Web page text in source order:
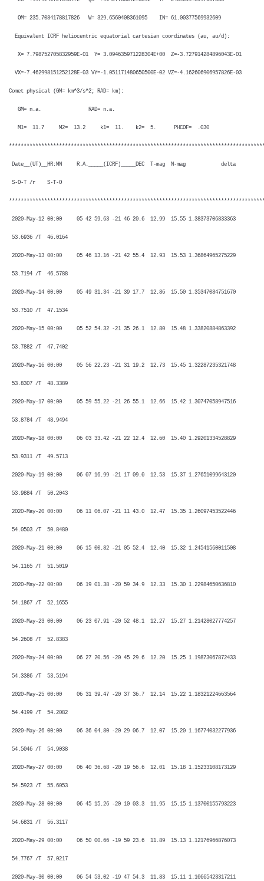
OM= 235.7084178817826 W= 329.6560408361095 IN= 61.00377569932609
Equivalent ICRF heliocentric equatorial cartesian coordinates (au, au/d):
X= 7.798752705832959E-01 Y= 3.094635971228304E+00 Z=-3.727914284896043E-01
VX=-7.462998151252128E-03 VY=-1.051171480650500E-02 VZ=-4.162606906957826E-03
Comet physical (GM= km^3/s^2; RAD= km):
GM= n.a. RAD= n.a.
M1= 11.7 M2= 13.2 k1= 11. k2= 5. PHCOF= .030
Date__(UT)__HR:MN R.A._____(ICRF)_____DEC T-mag N-mag delta
S-O-T /r S-T-O
2020-May-12 00:00 05 42 59.63 -21 46 20.6 12.99 15.55 1.38373706833363
53.6936 /T 46.0164
2020-May-13 00:00 05 46 13.16 -21 42 55.4 12.93 15.53 1.36864965275229
53.7194 /T 46.5788
2020-May-14 00:00 05 49 31.34 -21 39 17.7 12.86 15.50 1.35347084751670
53.7510 /T 47.1534
2020-May-15 00:00 05 52 54.32 -21 35 26.1 12.80 15.48 1.33820884863392
53.7882 /T 47.7402
2020-May-16 00:00 05 56 22.23 -21 31 19.2 12.73 15.45 1.32287235321748
53.8307 /T 48.3389
2020-May-17 00:00 05 59 55.22 -21 26 55.1 12.66 15.42 1.30747058947516
53.8784 /T 48.9494
2020-May-18 00:00 06 03 33.42 -21 22 12.4 12.60 15.40 1.29201334528829
53.9311 /T 49.5713
2020-May-19 00:00 06 07 16.99 -21 17 09.0 12.53 15.37 1.27651099643120
53.9884 /T 50.2043
2020-May-20 00:00 06 11 06.07 -21 11 43.0 12.47 15.35 1.26097453522446
54.0503 /T 50.8480
2020-May-21 00:00 06 15 00.82 -21 05 52.4 12.40 15.32 1.24541560011508
54.1165 /T 51.5019
2020-May-22 00:00 06 19 01.38 -20 59 34.9 12.33 15.30 1.22984650636810
54.1867 /T 52.1655
2020-May-23 00:00 06 23 07.91 -20 52 48.1 12.27 15.27 1.21428027774257
54.2608 /T 52.8383
2020-May-24 00:00 06 27 20.56 -20 45 29.6 12.20 15.25 1.19873067872433
54.3386 /T 53.5194
2020-May-25 00:00 06 31 39.47 -20 37 36.7 12.14 15.22 1.18321224663564
54.4199 /T 54.2082
2020-May-26 00:00 06 36 04.80 -20 29 06.7 12.07 15.20 1.16774032277936
54.5046 /T 54.9038
2020-May-27 00:00 06 40 36.68 -20 19 56.6 12.01 15.18 1.15233108173129
54.5923 /T 55.6053
2020-May-28 00:00 06 45 15.26 -20 10 03.3 11.95 15.15 1.13700155793223
54.6831 /T 56.3117
2020-May-29 00:00 06 50 00.66 -19 59 23.6 11.89 15.13 1.12176966876073
54.7767 /T 57.0217
2020-May-30 00:00 06 54 53.02 -19 47 54.3 11.83 15.11 1.10665423317211